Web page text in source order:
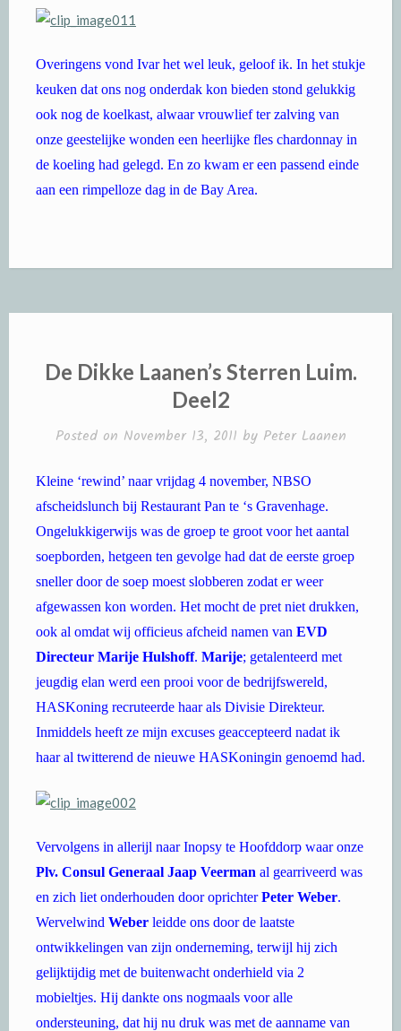
Overingens vond Ivar het wel leuk, geloof ik. In het stukje
keuken dat ons nog onderdak kon bieden stond gelukkig
ook nog de koelkast, alwaar vrouwlief ter zalving van
onze geestelijke wonden een heerlijke fles chardonnay in
de koeling had gelegd. En zo kwam er een passend einde
aan een rimpelloze dag in de Bay Area.
De Dikke Laanen’s Sterren Luim.
Deel2
Posted on November 13, 2011 by Peter Laanen
Kleine ‘rewind’ naar vrijdag 4 november, NBSO
afscheidslunch bij Restaurant Pan te ‘s Gravenhage.
Ongelukkigerwijs was de groep te groot voor het aantal
soepborden, hetgeen ten gevolge had dat de eerste groep
sneller door de soep moest slobberen zodat er weer
afgewassen kon worden. Het mocht de pret niet drukken,
ook al omdat wij officieus afcheid namen van EVD
Directeur Marije Hulshoff. Marije; getalenteerd met
jeugdig elan werd een prooi voor de bedrijfswereld,
HASKoning recruteerde haar als Divisie Direkteur.
Inmiddels heeft ze mijn excuses geaccepteerd nadat ik
haar al twitterend de nieuwe HASKoningin genoemd had.
Vervolgens in allerijl naar Inopsy te Hoofddorp waar onze
Plv. Consul Generaal Jaap Veerman al gearriveerd was
en zich liet onderhouden door oprichterPeter Weber.
Wervelwind Weber leidde ons door de laatste
ontwikkelingen van zijn onderneming, terwijl hij zich
gelijktijdig met de buitenwacht onderhield via 2
mobieltjes. Hij dankte ons nogmaals voor alle
ondersteuning, dat hij nu druk was met de aanname van